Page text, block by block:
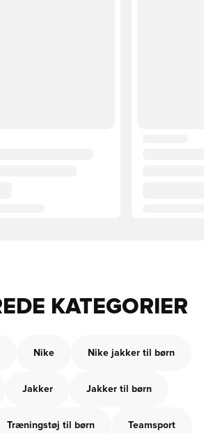
KATEGORIER
Nike Nike jakker til børn
Jakker Jakker til børn
Træningstøj til børn Teamsport